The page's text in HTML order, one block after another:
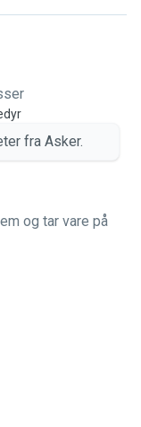
fra Asker.
og tar vare på